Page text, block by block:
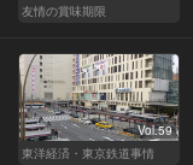
友情の賞味期限
Vol.59
東洋経済・東京鉄道事情